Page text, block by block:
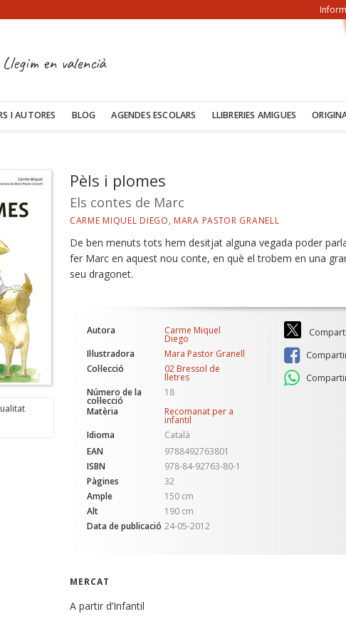
Llegim en valencià
I AUTORES BLOG AGENDES ESCOLARS LLIBRERIES AMIGUES
Pèls i plomes
Els contes de Marc
CARME MIQUEL DIEGO, MARA PASTOR GRANELL
De ben menuts tots hem desitjat alguna vegada poder
fer Marc en aquest nou conte, en què el trobem en una
seu dragonet.
Autora Carme Miquel
Diego
Il·lustradora
Mara Pastor Granell
Col·lecció
02 Bressol de
lletres
Número de la
col·lecció
18
Matèria
Recomanat per a
infantil
Idioma
Català
EAN
9788492763801
ISBN
978-84-92763-80-1
Pàgines
32
Ample
150 cm
Alt
190 cm
Data de publicació 24-05-2012
MERCAT
A partir d’Infantil